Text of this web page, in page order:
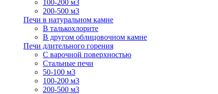
100-200 м3
200-500 м3
Печи в натуральном камне
В талькохлорите
В другом облицовочном камне
Печи длительного горения
С варочной поверхностью
Стальные печи
50-100 м3
100-200 м3
200-500 м3